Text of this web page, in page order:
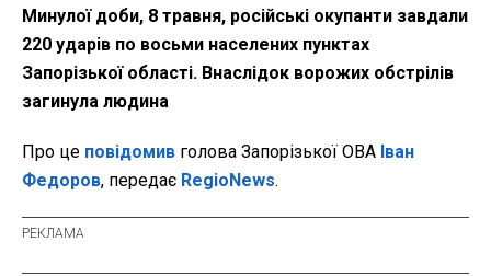
Минулої доби, 8 травня, російські окупанти завдали
220 ударів по восьми населених пунктах
Запорізької області. Внаслідок ворожих обстрілів
загинула людина
Про це повідомив голова Запорізької ОВА Іван
Федоров, передає RegioNews.